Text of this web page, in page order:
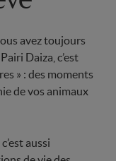
avez toujours
Daiza, c’est
» : des moments
de vos animaux
aussi